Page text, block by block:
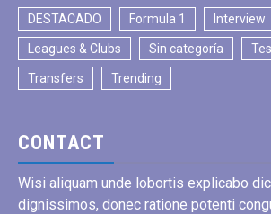
DESTACADO Formula 1 Interview
Leagues & Clubs Sin categoría
Transfers Trending
CONTACT
Wisi aliquam unde lobortis explicabo
dignissimos, donec ratione potenti